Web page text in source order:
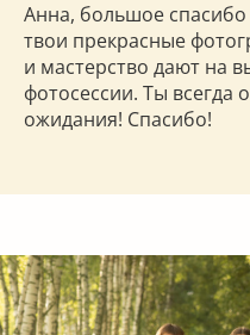
Анна, большое
твои прекрасные
и мастерство дают на
фотосессии. Ты
ожидания! Спасибо!